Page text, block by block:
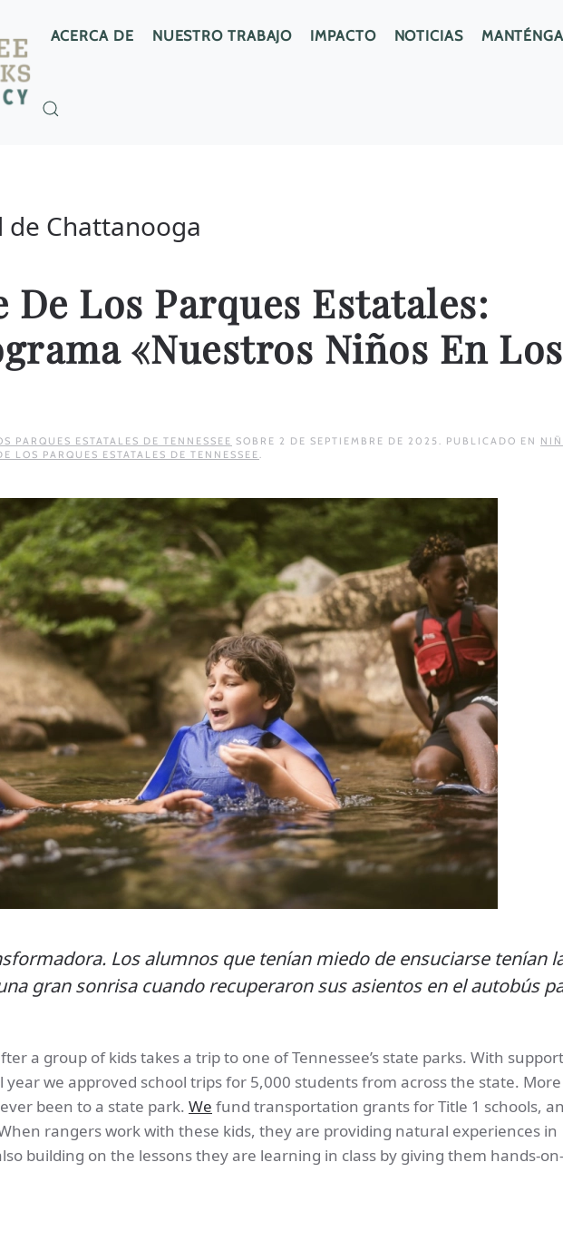
ACERCA DE NUESTRO TRABAJO IMPACTO NOTICIAS
de Chattanooga
De Los Parques Estatales:
«Nuestros Niños En Los
PARQUES ESTATALES DE TENNESSEE SOBRE 2 DE SEPTIEMBRE DE 2025. PUBLICADO EN
LOS PARQUES ESTATALES DE TENNESSEE.
Los alumnos que tenían miedo de ensuciarse tenían
gran sonrisa cuando recuperaron sus asientos en el autobús
a group of kids takes a trip to one of Tennessee’s state parks. With support
we approved school trips for 5,000 students from across the state. More
been to a state park. We fund transportation grants for Title 1 schools,
rangers work with these kids, they are providing natural experiences in
building on the lessons they are learning in class by giving them hands-on-